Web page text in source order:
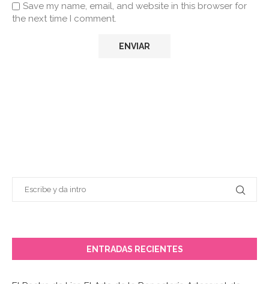
Save my name, email, and website in this browser for
the next time I comment.
ENTRADAS RECIENTES